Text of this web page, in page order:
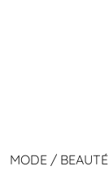
MODE / BEAUTÉ